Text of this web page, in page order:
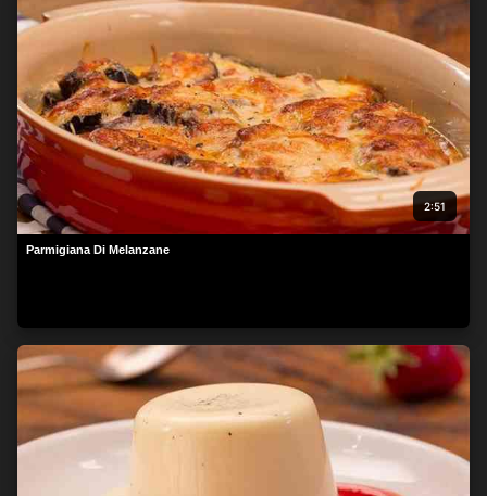
zu widersprechen. Ihre Einstellungen gelten lediglich für diese
Website. Sie können Ihre Einstellungen jederzeit ändern oder
Ihre Einwilligung widerrufen, indem Sie zu dieser Website
zurückkehren und unten auf der Webseite auf die Schaltfläche
"Datenschutz" klicken.
2:51
Parmigiana Di Melanzane